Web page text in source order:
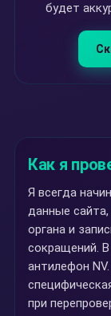
будет
Как я
Я всегда
данные
органа и
сокращений. В
антилефон
при